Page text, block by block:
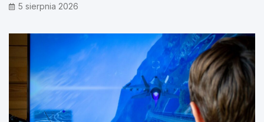
5 sierpnia 2026